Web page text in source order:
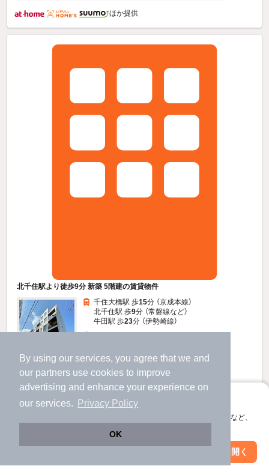
By using our services, you agree that we and
our partners use cookies to improve
advertising and enhance your experience on
our services.
Privacy Policy
OK
アプリに切り替えて、サクサクお部屋探し
会員登録なしですぐ使える。マップ検索やお気に入り保存など、
アプリを開く
ほか提供
北千住駅より徒歩9分 新築 5階建の賃貸物件
すべての写真
千住大橋駅 歩15分 （京成本線）
北千住駅 歩9分 （常磐線など）
牛田駅 歩23分 （伊勢崎線）
駐車場あり 駐輪場あり 宅配ボックス
万円
（管理費20,000円）
敷 不要 礼 不要
絞り込み条件を変更